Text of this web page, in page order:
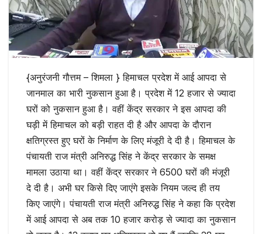
{अनुरंजनी गौत्तम – शिमला } हिमाचल प्रदेश में आई आपदा से
जानमाल का भारी नुकसान हुआ है। प्रदेश में 12 हजार से ज्यादा
घरों को नुकसान हुआ है। वहीं केंद्र सरकार ने इस आपदा की
घड़ी में हिमाचल को बड़ी राहत दी है और आपदा के दौरान
क्षतिग्रस्त हुए घरों के निर्माण के लिए मंजूरी दे दी है। हिमाचल के
पंचायती राज मंत्री अनिरुद्ध सिंह ने केंद्र सरकार के समक्ष
मामला उठाया था। वहीं केंद्र सरकार ने 6500 घरों की मंजूरी
दे दी है। अभी घर किसे दिए जाएंगे इसके नियम जल्द ही तय
किए जाएंगे। पंचायती राज मंत्री अनिरुद्ध सिंह ने कहा कि प्रदेश
में आई आपदा से अब तक 10 हजार करोड़ से ज्यादा का नुकसान